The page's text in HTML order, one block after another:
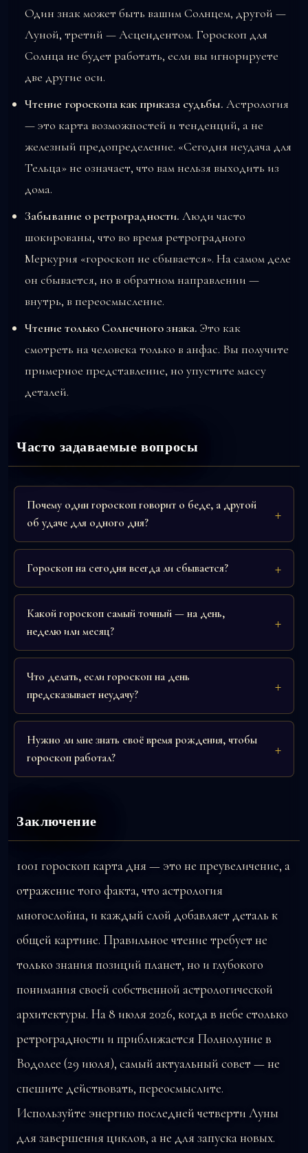
Один знак может быть вашим Солнцем, другой —
Луной, третий — Асцендентом. Гороскоп для
Солнца не будет работать, если вы игнорируете
две другие оси.
Чтение гороскопа как приказа судьбы. Астрология
— это карта возможностей и тенденций, а не
железный предопределение. «Сегодня неудача для
Тельца» не означает, что вам нельзя выходить из
дома.
Забывание о ретроградности. Люди часто
шокированы, что во время ретроградного
Меркурия «гороскоп не сбывается». На самом деле
он сбывается, но в обратном направлении —
внутрь, в переосмысление.
Чтение только Солнечного знака. Это как
смотреть на человека только в анфас. Вы получите
примерное представление, но упустите массу
деталей.
Часто задаваемые вопросы
Почему один гороскоп говорит о беде, а другой
об удаче для одного дня?
Гороскоп на сегодня всегда ли сбывается?
Какой гороскоп самый точный — на день,
неделю или месяц?
Что делать, если гороскоп на день
предсказывает неудачу?
Нужно ли мне знать своё время рождения, чтобы
гороскоп работал?
Заключение
1001 гороскоп карта дня — это не преувеличение, а
отражение того факта, что астрология
многослойна, и каждый слой добавляет деталь к
общей картине. Правильное чтение требует не
только знания позиций планет, но и глубокого
понимания своей собственной астрологической
архитектуры. На 8 июля 2026, когда в небе столько
ретроградности и приближается Полнолуние в
Водолее (29 июля), самый актуальный совет — не
спешите действовать, переосмыслите.
Используйте энергию последней четверти Луны
для завершения циклов, а не для запуска новых.